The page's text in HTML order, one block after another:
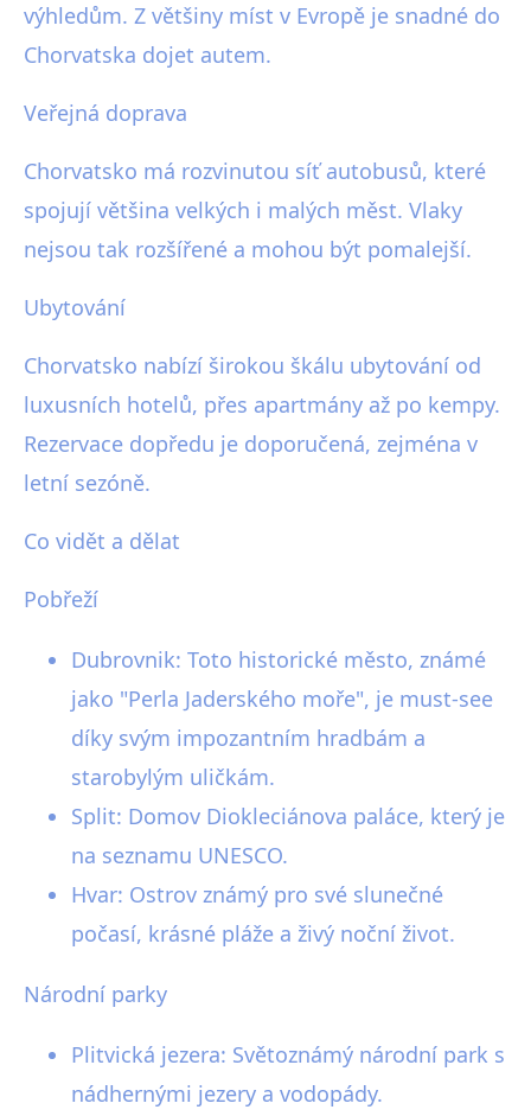
výhledům. Z většiny míst v Evropě je snadné do
Chorvatska dojet autem.
Veřejná doprava
Chorvatsko má rozvinutou síť autobusů, které
spojují většina velkých i malých měst. Vlaky
nejsou tak rozšířené a mohou být pomalejší.
Ubytování
Chorvatsko nabízí širokou škálu ubytování od
luxusních hotelů, přes apartmány až po kempy.
Rezervace dopředu je doporučená, zejména v
letní sezóně.
Co vidět a dělat
Pobřeží
Dubrovnik: Toto historické město, známé
jako "Perla Jaderského moře", je must-see
díky svým impozantním hradbám a
starobylým uličkám.
Split: Domov Diokleciánova paláce, který je
na seznamu UNESCO.
Hvar: Ostrov známý pro své slunečné
počasí, krásné pláže a živý noční život.
Národní parky
Plitvická jezera: Světoznámý národní park s
nádhernými jezery a vodopády.